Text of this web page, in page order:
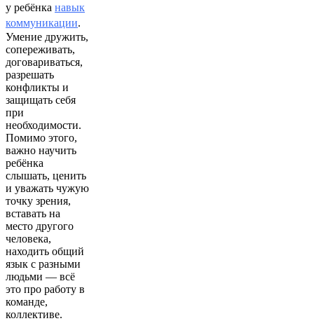
у ребёнка навык
коммуникации.
Умение дружить,
сопереживать,
договариваться,
разрешать
конфликты и
защищать себя
при
необходимости.
Помимо этого,
важно научить
ребёнка
слышать, ценить
и уважать чужую
точку зрения,
вставать на
место другого
человека,
находить общий
язык с разными
людьми — всё
это про работу в
команде,
коллективе.